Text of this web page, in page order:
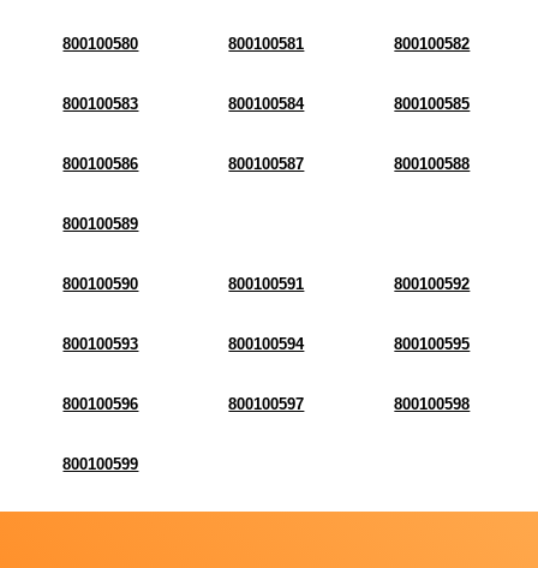
800100580 800100581 800100582
800100583 800100584 800100585
800100586 800100587 800100588
800100589
800100590 800100591 800100592
800100593 800100594 800100595
800100596 800100597 800100598
800100599